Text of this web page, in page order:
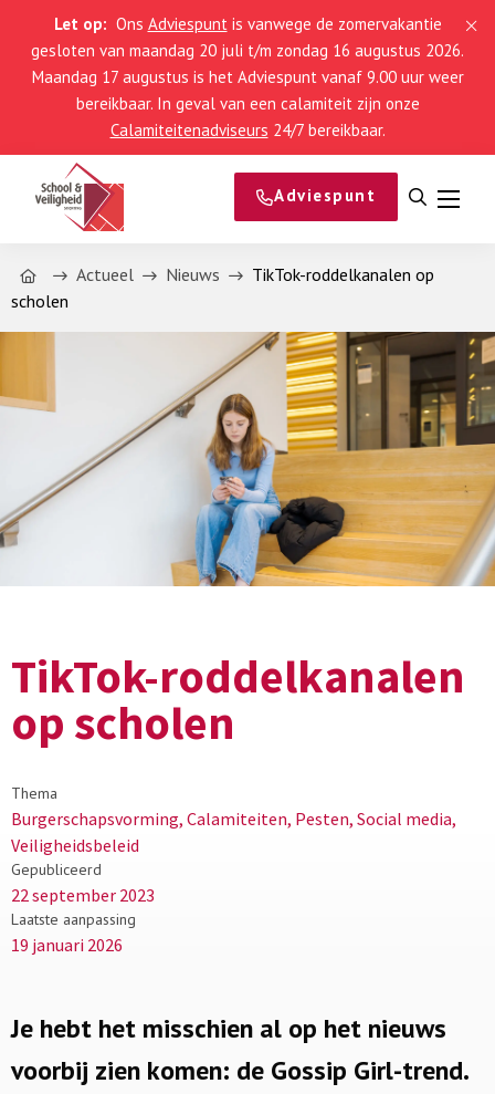
Let op: Ons Adviespuntis vanwege de zomervakantie
gesloten van maandag 20 juli t/m zondag 16 augustus 2026.
Maandag 17 augustus is het Adviespunt vanaf 9.00 uur weer
bereikbaar. In geval van een calamiteit zijn onze
Calamiteitenadviseurs 24/7 bereikbaar.
Adviespunt
Open
Menu
Home Actueel Nieuws
TikTok-roddelkanalen op
scholen
TikTok-roddelkanalen
op scholen
Thema
Burgerschapsvorming, Calamiteiten, Pesten, Social media,
Veiligheidsbeleid
Gepubliceerd
22 september 2023
Laatste aanpassing
19 januari 2026
Je hebt het misschien al op het nieuws
voorbij zien komen: de Gossip Girl-trend.